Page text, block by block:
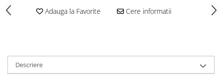
Adauga la Favorite Cere informatii
Descriere